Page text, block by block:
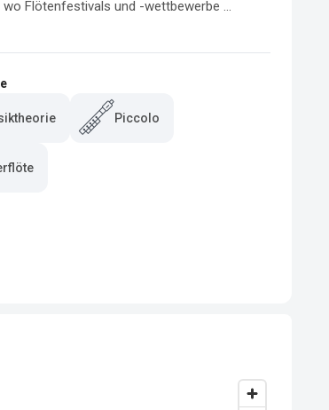
Flötenfestivals und -wettbewerbe ...
Piccolo